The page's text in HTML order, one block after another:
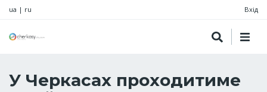
ua | ru Вхід
У Черкасах проходитиме